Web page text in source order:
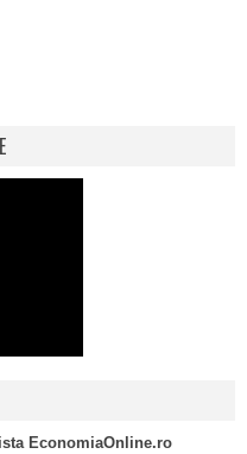
EconomiaOnline.ro